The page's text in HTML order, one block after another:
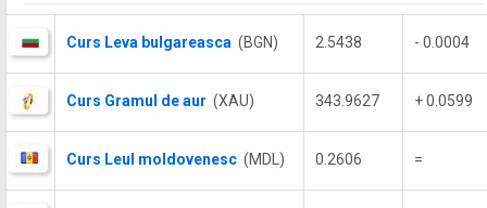
Curs Leva bulgareasca (BGN) 2.5438 - 0.0004
Curs Gramul de aur (XAU) 343.9627 + 0.0599
Curs Leul moldovenesc (MDL) 0.2606 =